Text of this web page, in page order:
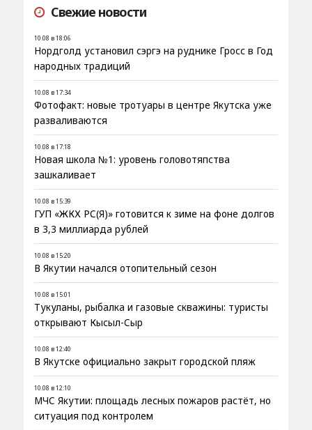
Свежие новости
10.08 в 18:06
Нордголд установил сэргэ на руднике Гросс в Год
народных традиций
10.08 в 17:34
Фотофакт: новые тротуары в центре Якутска уже
разваливаются
10.08 в 17:18
Новая школа №1: уровень головотяпства
зашкаливает
10.08 в 15:39
ГУП «ЖКХ РС(Я)» готовится к зиме на фоне долгов
в 3,3 миллиарда рублей
10.08 в 15:20
В Якутии начался отопительный сезон
10.08 в 15:01
Тукуланы, рыбалка и газовые скважины: туристы
открывают Кысыл-Сыр
10.08 в 12:40
В Якутске официально закрыт городской пляж
10.08 в 12:10
МЧС Якутии: площадь лесных пожаров растёт, но
ситуация под контролем